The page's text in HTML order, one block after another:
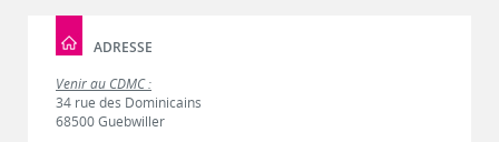
ADRESSE
Venir au CDMC :
34 rue des Dominicains
68500 Guebwiller